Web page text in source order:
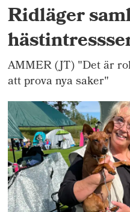
Ridläger
AMMER (JT) "Det är
att prova nya saker"